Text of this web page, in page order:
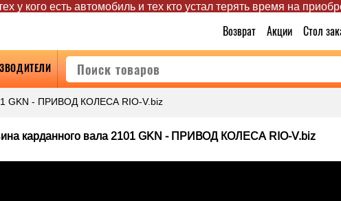
у кого есть автомобиль и тех кто устал терять время на
Возврат Акции Стол
GKN - ПРИВОД КОЛЕСА RIO-V.biz
карданного вала 2101 GKN - ПРИВОД КОЛЕСА RIO-V.biz